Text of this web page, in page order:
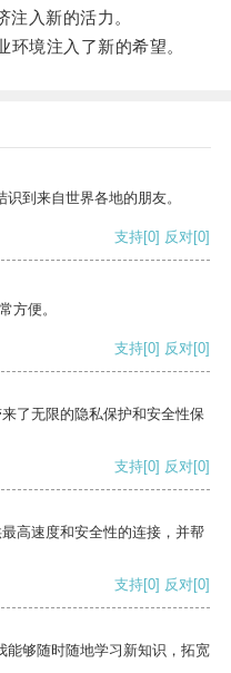
入新的活力。
境注入了新的希望。
到来自世界各地的朋友。
支持[0] 反对[0]
方便。
支持[0] 反对[0]
了无限的隐私保护和安全性保
支持[0] 反对[0]
高速度和安全性的连接，并帮
支持[0] 反对[0]
能够随时随地学习新知识，拓宽